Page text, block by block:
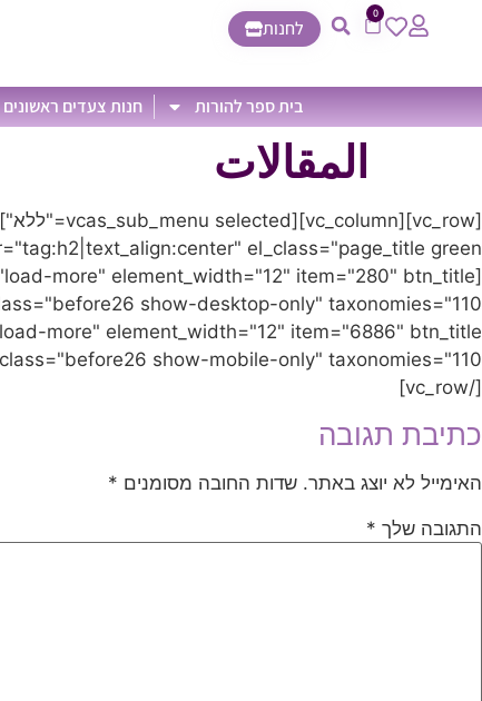
0
לחנות
בית ספר להורות חנות צעדים ראשונים
المقالات
[/vc_row]
כתיבת תגובה
האימייל לא יוצג באתר. שדות החובה מסומנים *
התגובה שלך *